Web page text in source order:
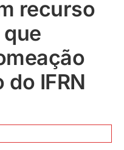
recurso
IFRN